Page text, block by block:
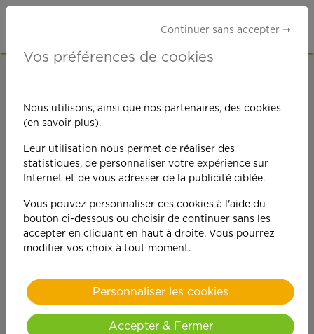
On est toujours plus
performant
cœur !
Continuer sans accepter ➝
Vos préférences de cookies
Nous utilisons, ainsi que nos partenaires, des cookies
(en savoir plus).
Leur utilisation nous permet de réaliser des
statistiques, de personnaliser votre expérience sur
Internet et de vous adresser de la publicité ciblée.
Vous pouvez personnaliser ces cookies à l'aide du
bouton ci-dessous ou choisir de continuer sans les
accepter en cliquant en haut à droite. Vous pourrez
modifier vos choix à tout moment.
Personnaliser les cookies
Accepter & Fermer